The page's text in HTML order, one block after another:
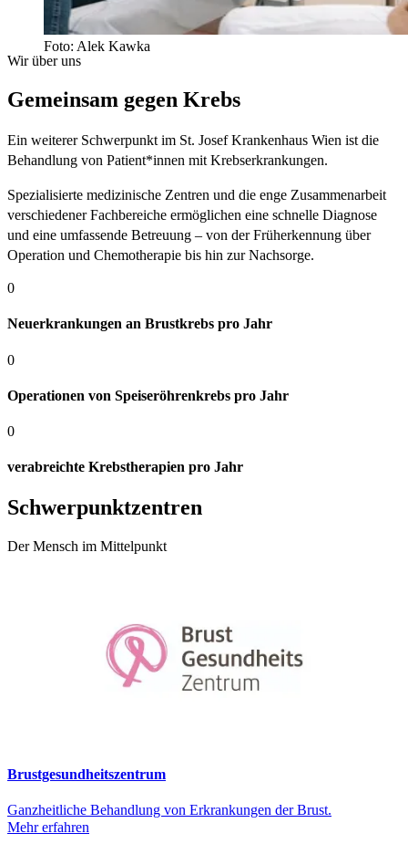
Foto: Alek Kawka
Wir über uns
Gemeinsam gegen Krebs
Ein weiterer Schwerpunkt im St. Josef Krankenhaus Wien ist die
Behandlung von Patient*innen mit Krebserkrankungen.
Spezialisierte medizinische Zentren und die enge Zusammenarbeit
verschiedener Fachbereiche ermöglichen eine schnelle Diagnose
und eine umfassende Betreuung – von der Früherkennung über
Operation und Chemotherapie bis hin zur Nachsorge.
0
Neuerkrankungen an Brustkrebs pro Jahr
0
Operationen von Speiseröhrenkrebs pro Jahr
0
verabreichte Krebstherapien pro Jahr
Schwerpunktzentren
Der Mensch im Mittelpunkt
Brustgesundheitszentrum
Ganzheitliche Behandlung von Erkrankungen der Brust.
Mehr erfahren